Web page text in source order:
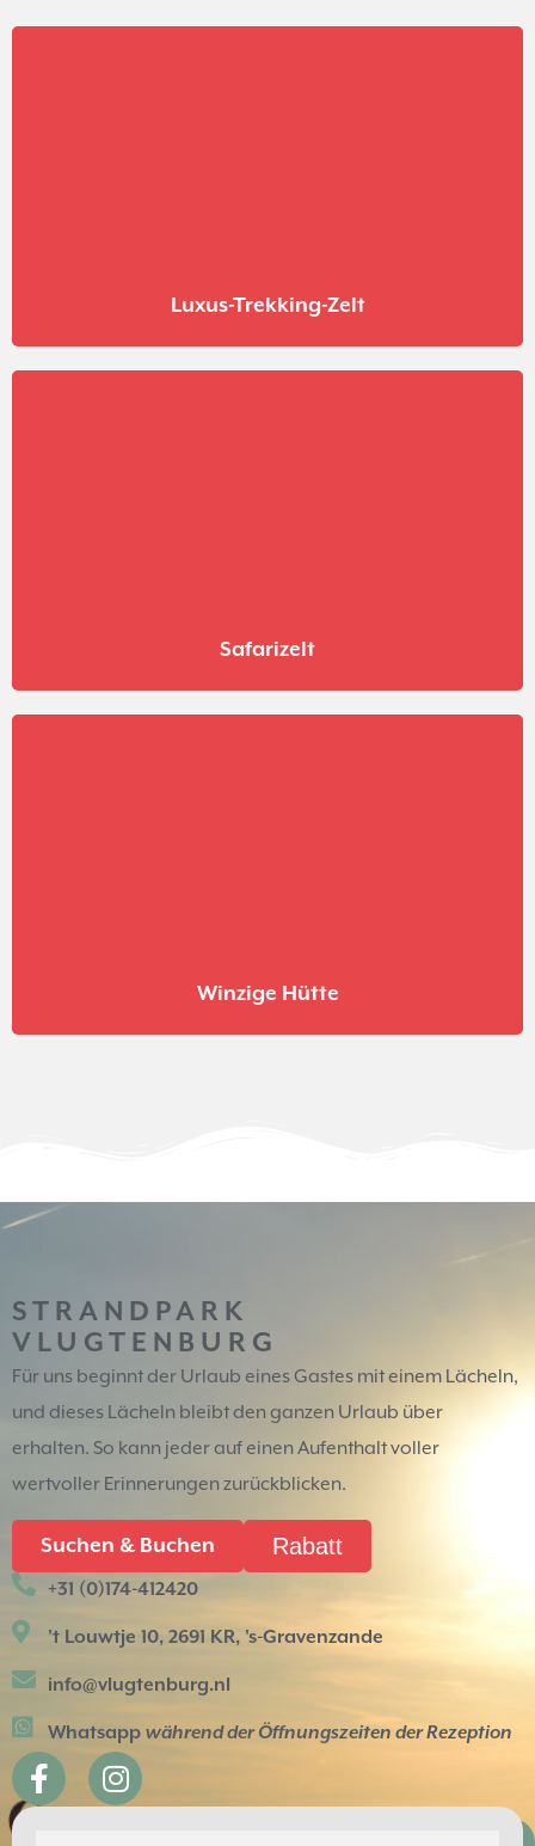
Luxus-Trekking-Zelt
Safarizelt
Winzige Hütte
STRANDPARK
VLUGTENBURG
Für uns beginnt der Urlaub eines Gastes mit einem Lächeln,
und dieses Lächeln bleibt den ganzen Urlaub über
erhalten. So kann jeder auf einen Aufenthalt voller
wertvoller Erinnerungen zurückblicken.
Suchen & Buchen Rabatt
+31 (0)174-412420
't Louwtje 10, 2691 KR, 's-Gravenzande
info@vlugtenburg.nl
Whatsapp während der Öffnungszeiten der Rezeption